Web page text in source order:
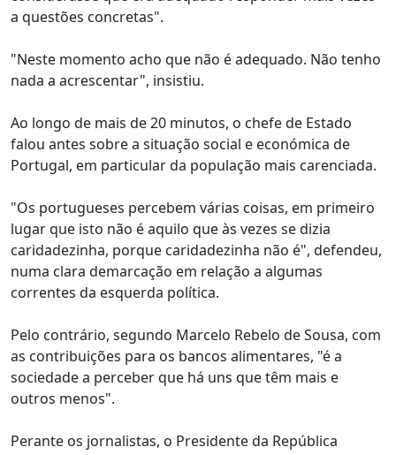
a questões concretas".
"Neste momento acho que não é adequado. Não tenho
nada a acrescentar", insistiu.
Ao longo de mais de 20 minutos, o chefe de Estado
falou antes sobre a situação social e económica de
Portugal, em particular da população mais carenciada.
"Os portugueses percebem várias coisas, em primeiro
lugar que isto não é aquilo que às vezes se dizia
caridadezinha, porque caridadezinha não é", defendeu,
numa clara demarcação em relação a algumas
correntes da esquerda política.
Pelo contrário, segundo Marcelo Rebelo de Sousa, com
as contribuições para os bancos alimentares, "é a
sociedade a perceber que há uns que têm mais e
outros menos".
Perante os jornalistas, o Presidente da República